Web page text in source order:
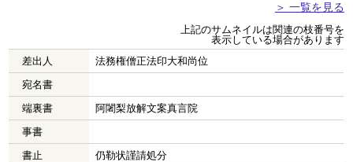
＞ 一覧を見る
上記のサムネイルは関連の枝番号を
表示している場合があります
差出人
法務権僧正法印大和尚位
宛名書
端裏書
阿闍梨放解文案真言院
事書
書止
仍勒状謹請処分